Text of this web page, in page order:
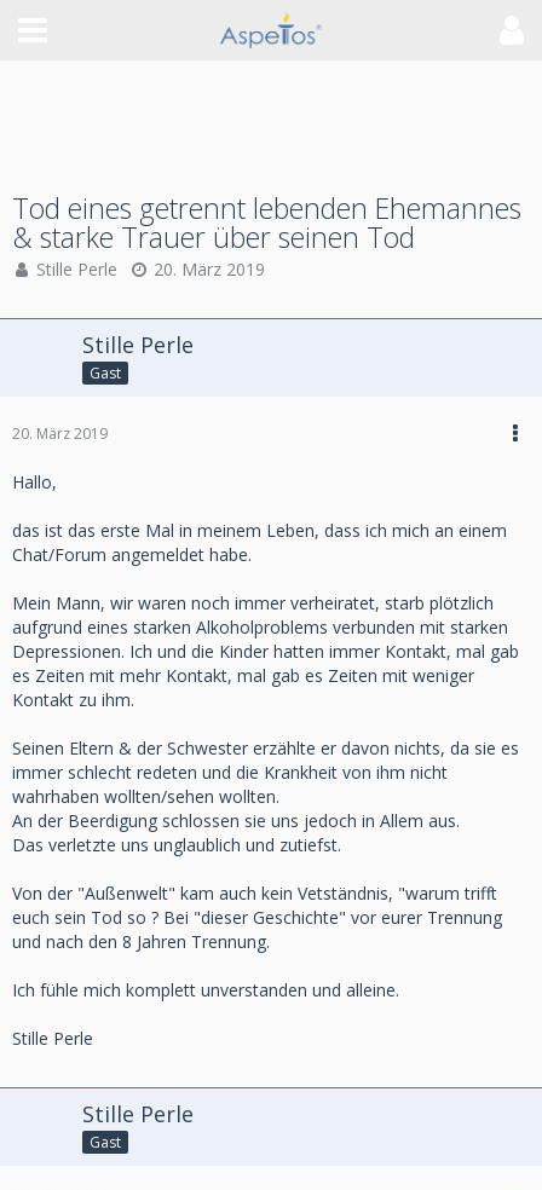
Tod eines getrennt lebenden Ehemannes
& starke Trauer über seinen Tod
Stille Perle 20. März 2019
Stille Perle
Gast
20. März 2019
Hallo,
das ist das erste Mal in meinem Leben, dass ich mich an einem
Chat/Forum angemeldet habe.
Mein Mann, wir waren noch immer verheiratet, starb plötzlich
aufgrund eines starken Alkoholproblems verbunden mit starken
Depressionen. Ich und die Kinder hatten immer Kontakt, mal gab
es Zeiten mit mehr Kontakt, mal gab es Zeiten mit weniger
Kontakt zu ihm.
Seinen Eltern & der Schwester erzählte er davon nichts, da sie es
immer schlecht redeten und die Krankheit von ihm nicht
wahrhaben wollten/sehen wollten.
An der Beerdigung schlossen sie uns jedoch in Allem aus.
Das verletzte uns unglaublich und zutiefst.
Von der "Außenwelt" kam auch kein Vetständnis, "warum trifft
euch sein Tod so ? Bei "dieser Geschichte" vor eurer Trennung
und nach den 8 Jahren Trennung.
Ich fühle mich komplett unverstanden und alleine.
Stille Perle
Stille Perle
Gast